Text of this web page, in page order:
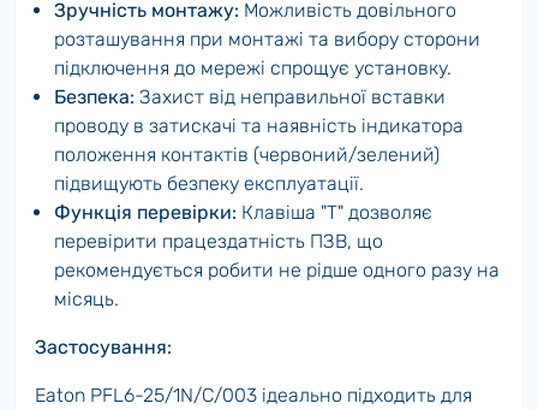
Зручність монтажу: Можливість довільного
розташування при монтажі та вибору сторони
підключення до мережі спрощує установку.
Безпека: Захист від неправильної вставки
проводу в затискачі та наявність індикатора
положення контактів (червоний/зелений)
підвищують безпеку експлуатації.
Функція перевірки: Клавіша "T" дозволяє
перевірити працездатність ПЗВ, що
рекомендується робити не рідше одного разу на
місяць.
Застосування:
Eaton PFL6-25/1N/C/003 ідеально підходить для